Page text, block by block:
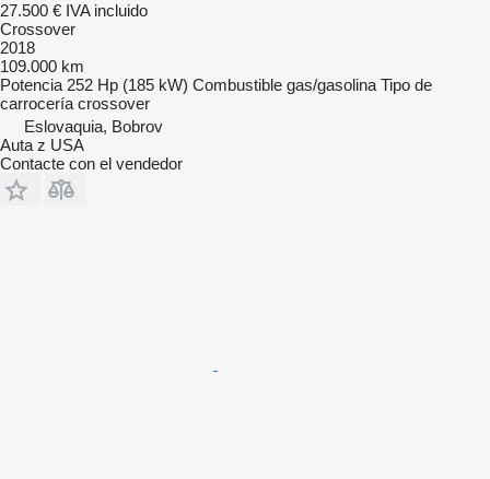
27.500 € IVA incluido
Crossover
2018
109.000 km
Potencia 252 Hp (185 kW) Combustible gas/gasolina Tipo de
carrocería crossover
Eslovaquia, Bobrov
Auta z USA
Contacte con el vendedor